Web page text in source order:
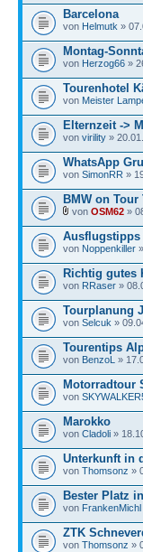
Barcelona
von Helmutk »
Montag-
von Herzog66 »
Tourenhotel
von Meister
Elternzeit ->
von virility »
WhatsApp
von SimonRR »
BMW on Tour
von OSM62 »
Ausflugstipps
von Noppenkiller
Richtig gutes
von RRaser »
Tourplanung
von Selcuk »
Tourentips
von BenzoL »
Motorradtour
von
Marokko
von Cladoli »
Unterkunft in
von Thomsonz »
Bester Platz
von FrankenMichl
ZTK
von Thomsonz »